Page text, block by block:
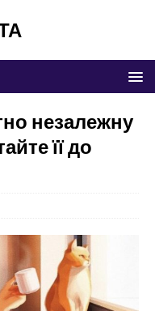
незалежну
її до